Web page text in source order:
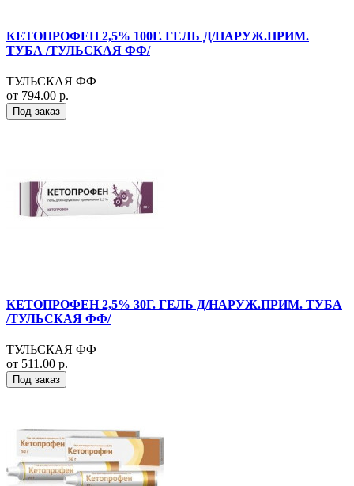
КЕТОПРОФЕН 2,5% 100Г. ГЕЛЬ Д/НАРУЖ.ПРИМ.
ТУБА /ТУЛЬСКАЯ ФФ/
ТУЛЬСКАЯ ФФ
от 794.00 р.
Под заказ
КЕТОПРОФЕН 2,5% 30Г. ГЕЛЬ Д/НАРУЖ.ПРИМ. ТУБА
/ТУЛЬСКАЯ ФФ/
ТУЛЬСКАЯ ФФ
от 511.00 р.
Под заказ